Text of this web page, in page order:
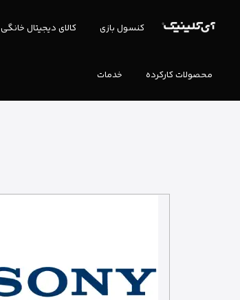
کنسول بازی کالای دیجیتال خانگی
محصولات کارکرده خدمات